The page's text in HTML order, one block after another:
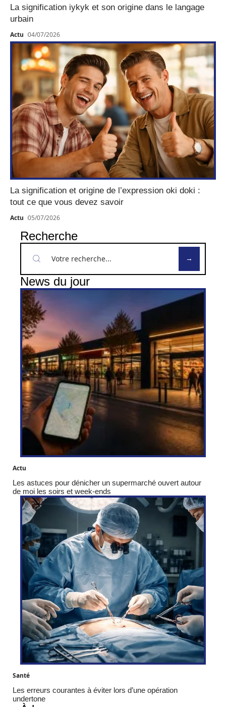
La signification iykyk et son origine dans le langage
urbain
Actu 04/07/2026
La signification et origine de l’expression oki doki :
tout ce que vous devez savoir
Actu 05/07/2026
Recherche
News du jour
Actu
Les astuces pour dénicher un supermarché ouvert autour
de moi les soirs et week-ends
Santé
Les erreurs courantes à éviter lors d’une opération
undertone